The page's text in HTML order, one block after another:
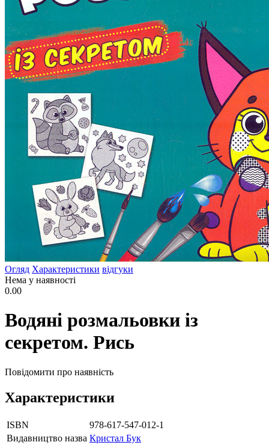
Огляд Характеристики відгуки
Нема у наявності
0.00
Водяні розмальовки із
секретом. Рись
Повідомити про наявність
Характеристики
ISBN
978-617-547-012-1
Видавництво назва Кристал Бук